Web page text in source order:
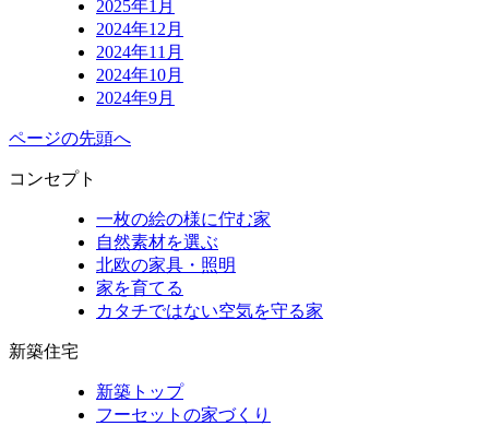
2025年1月
2024年12月
2024年11月
2024年10月
2024年9月
ページの先頭へ
コンセプト
一枚の絵の様に佇む家
自然素材を選ぶ
北欧の家具・照明
家を育てる
カタチではない空気を守る家
新築住宅
新築トップ
フーセットの家づくり